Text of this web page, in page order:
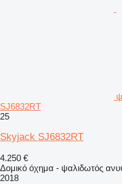
SJ6832RT
25
Skyjack SJ6832RT
4.250 €
Δομικό όχημα - ψαλιδωτός
2018